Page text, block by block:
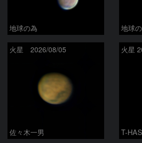
地球の為 地球
火星 2026/08/05
佐々木一男
火星
T-